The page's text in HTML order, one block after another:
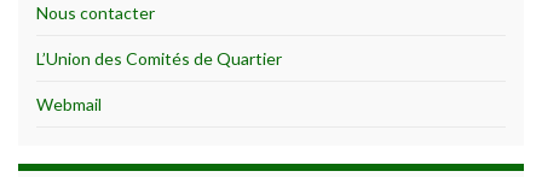
Nous contacter
L’Union des Comités de Quartier
Webmail